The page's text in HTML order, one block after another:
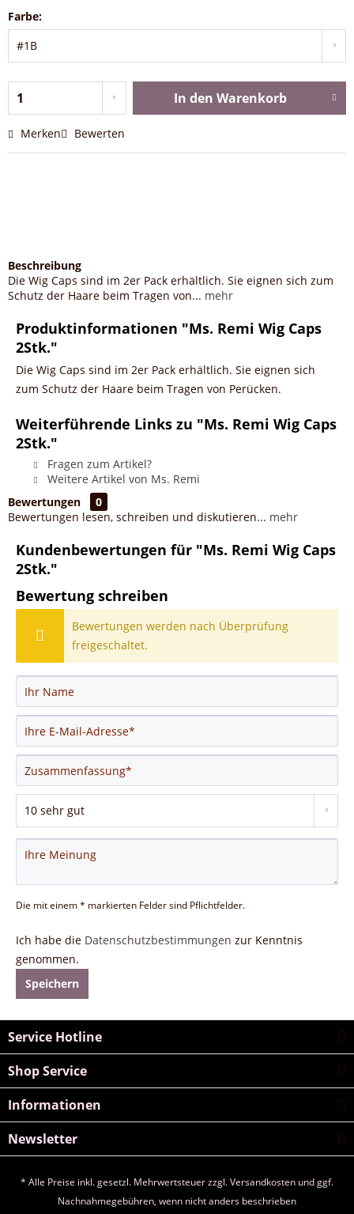
Farbe:
In den Warenkorb
Merken Bewerten
Beschreibung
Die Wig Caps sind im 2er Pack erhältlich. Sie eignen sich zum
Schutz der Haare beim Tragen von... mehr
Produktinformationen "Ms. Remi Wig Caps
2Stk."
Die Wig Caps sind im 2er Pack erhältlich. Sie eignen sich
zum Schutz der Haare beim Tragen von Perücken.
Weiterführende Links zu "Ms. Remi Wig Caps
2Stk."
Fragen zum Artikel?
Weitere Artikel von Ms. Remi
Bewertungen
0
Bewertungen lesen, schreiben und diskutieren... mehr
Kundenbewertungen für "Ms. Remi Wig Caps
2Stk."
Bewertung schreiben
Bewertungen werden nach Überprüfung
freigeschaltet.
Die mit einem * markierten Felder sind Pflichtfelder.
Ich habe die Datenschutzbestimmungen zur Kenntnis
genommen.
Speichern
Service Hotline
Shop Service
Informationen
Newsletter
* Alle Preise inkl. gesetzl. Mehrwertsteuer zzgl.Versandkosten und ggf.
Nachnahmegebühren, wenn nicht anders beschrieben